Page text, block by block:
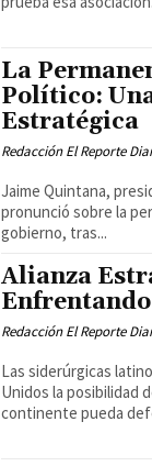
La
Político:
Estratégica
Redacción El Reporte
Jaime Quintana,
pronunció sobre la
gobierno, tras...
Alianza
Redacción El Reporte
Las siderúrgicas
Unidos la posibilidad
continente pueda